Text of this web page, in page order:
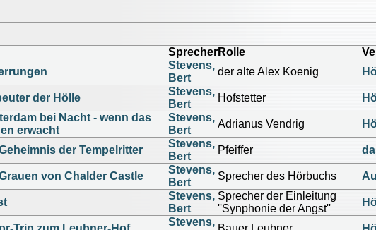
SprecherRolle
Stevens,
Bert
der alte Alex Koenig
der Hölle
Stevens,
Bert
Hofstetter
bei Nacht - wenn das
erwacht
Stevens,
Bert
Adrianus Vendrig
der Tempelritter
Stevens,
Bert
Pfeiffer
von Chalder Castle
Stevens,
Bert
Sprecher des Hörbuchs
Stevens,
Bert
Sprecher der Einleitung
''Synphonie der Angst''
Stevens,